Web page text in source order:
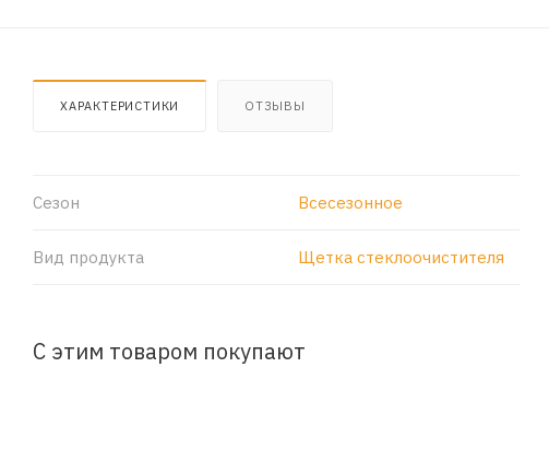
ХАРАКТЕРИСТИКИ ОТЗЫВЫ
Сезон Всесезонное
Вид продукта Щетка стеклоочистителя
С этим товаром покупают